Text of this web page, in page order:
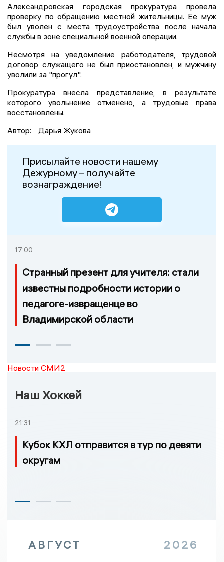
Александровская городская прокуратура провела
проверку по обращению местной жительницы. Её муж
был уволен с места трудоустройства после начала
службы в зоне специальной военной операции.
Несмотря на уведомление работодателя, трудовой
договор служащего не был приостановлен, и мужчину
уволили за "прогул".
Прокуратура внесла представление, в результате
которого увольнение отменено, а трудовые права
восстановлены.
Автор:
Дарья Жукова
Присылайте новости нашему
Дежурному – получайте
вознаграждение!
17:00
Странный презент для учителя: стали
известны подробности истории о
педагоге-извращенце во
Владимирской области
Новости СМИ2
Наш Хоккей
21:31
Кубок КХЛ отправится в тур по девяти
округам
АВГУСТ 2026